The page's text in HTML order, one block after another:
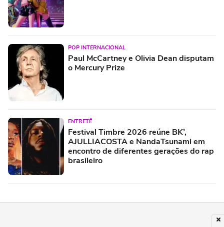
POP INTERNACIONAL
Paul McCartney e Olivia Dean disputam
o Mercury Prize
ENTRETÊ
Festival Timbre 2026 reúne BK’,
AJULLIACOSTA e NandaTsunami em
encontro de diferentes gerações do rap
brasileiro